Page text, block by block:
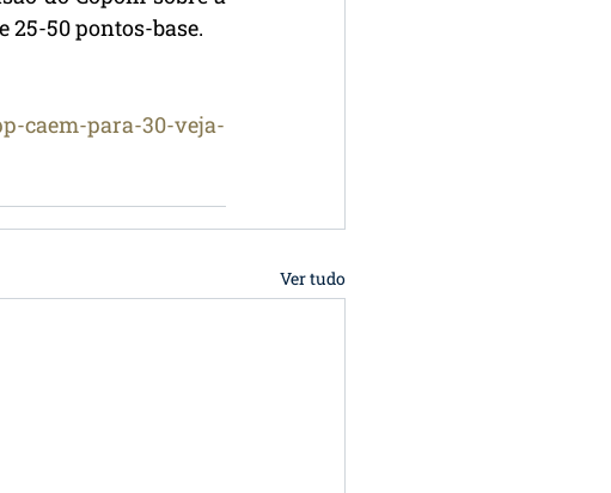
25-50 pontos-base.
caem-para-30-veja-
Ver tudo